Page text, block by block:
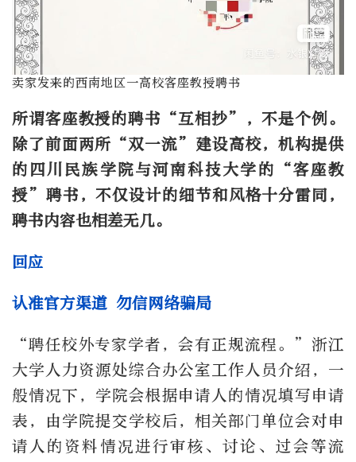
卖家发来的西南地区一高校客座教授聘书
所谓客座教授的聘书“互相抄”，不是个例。
除了前面两所“双一流”建设高校，机构提供
的四川民族学院与河南科技大学的“客座教
授”聘书，不仅设计的细节和风格十分雷同，
聘书内容也相差无几。
回应
认准官方渠道 勿信网络骗局
“聘任校外专家学者，会有正规流程。”浙江
大学人力资源处综合办公室工作人员介绍，一
般情况下，学院会根据申请人的情况填写申请
表，由学院提交学校后，相关部门单位会对申
请人的资料情况进行审核、讨论、过会等流